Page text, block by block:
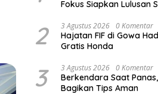
Fokus Siapkan Lulusan
2 3 Agustus 2026 0 Komentar
Hajatan FIF di Gowa
Gratis Honda
3 3 Agustus 2026 0 Komentar
Berkendara Saat
Bagikan Tips Aman